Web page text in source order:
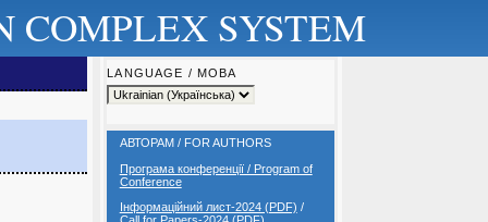
COMPLEX SYSTEM
LANGUAGE / МОВА
АВТОРАМ / FOR AUTHORS
Програма конференції / Program of
Conference
Інформаційний лист-2024 (PDF) /